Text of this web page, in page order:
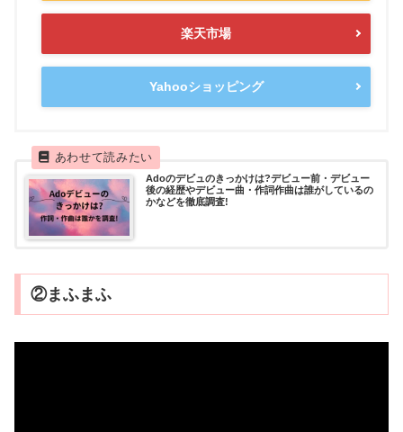
楽天市場
Yahooショッピング
Adoのデビュのきっかけは?デビュー前・デビュー
後の経歴やデビュー曲・作詞作曲は誰がしているの
かなどを徹底調査!
②まふまふ